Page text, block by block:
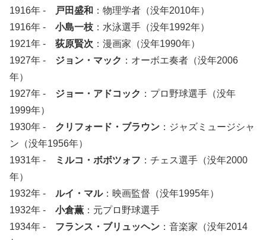
1916年 -
戸田盛和 ：物理学者（没年2010年）
1916年 - 小島一枝 ：水泳選手（没年1992年）
1921年 - 荻原賢次 ：漫画家（没年1990年）
1927年 - ジョン・マック ：オーボエ奏者（没年2006
年）
1927年 - ジョー・アドコック ：プロ野球選手（没年
1999年）
1930年 - クリフォード・ブラウン ：ジャズミュージシャ
ン（没年1956年）
1931年 -
ミルコ・ボボツォフ ：チェス選手（没年2000
年）
1932年 - ルイ・マル：映画監督（没年1995年）
1932年 - 小倉薫 ：元プロ野球選手
1934年 - フランス・ブリュッヘン ：音楽家（没年2014